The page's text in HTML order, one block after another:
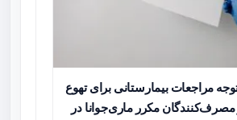
مراجعات بیمارستانی برای تهوع
مصرف‌کنندگان مکرر ماری‌جوانا در